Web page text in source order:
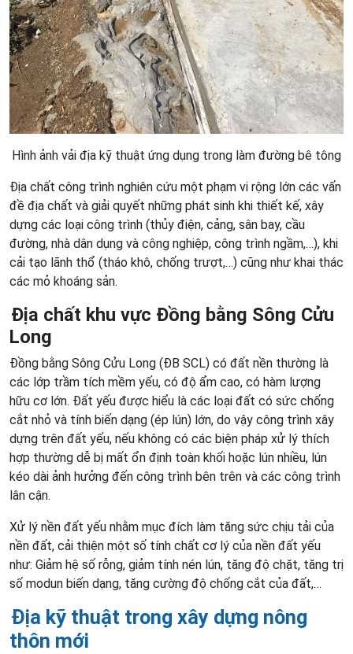
Hình ảnh vải địa kỹ thuật ứng dụng trong làm đường bê tông
Địa chất công trình nghiên cứu một phạm vi rộng lớn các vấn
đề địa chất và giải quyết những phát sinh khi thiết kế, xây
dựng các loại công trình (thủy điện, cảng, sân bay, cầu
đường, nhà dân dụng và công nghiệp, công trình ngầm,…), khi
cải tạo lãnh thổ (tháo khô, chống trượt,…) cũng như khai thác
các mỏ khoáng sản.
Địa chất khu vực Đồng bằng Sông Cửu
Long
Đồng bằng Sông Cửu Long (ĐB SCL) có đất nền thường là
các lớp trầm tích mềm yếu, có độ ẩm cao, có hàm lượng
hữu cơ lớn. Đất yếu được hiểu là các loại đất có sức chống
cắt nhỏ và tính biến dạng (ép lún) lớn, do vậy công trình xây
dựng trên đất yếu, nếu không có các biện pháp xử lý thích
hợp thường dễ bị mất ổn định toàn khối hoặc lún nhiều, lún
kéo dài ảnh hưởng đến công trình bên trên và các công trình
lân cận.
Xử lý nền đất yếu nhằm mục đích làm tăng sức chịu tải của
nền đất, cải thiện một số tính chất cơ lý của nền đất yếu
như: Giảm hệ số rỗng, giảm tính nén lún, tăng độ chặt, tăng trị
số modun biến dạng, tăng cường độ chống cắt của đất,…
Địa kỹ thuật trong xây dựng nông
thôn mới